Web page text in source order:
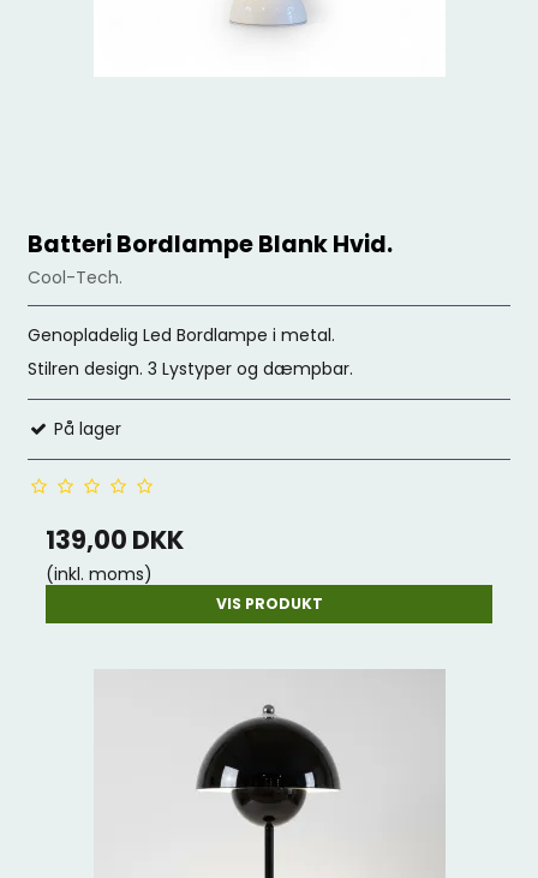
Batteri Bordlampe Blank Hvid.
Cool-Tech.
Genopladelig Led Bordlampe i metal.
Stilren design. 3 Lystyper og dæmpbar.
På lager
139,00 DKK
(inkl. moms)
VIS PRODUKT